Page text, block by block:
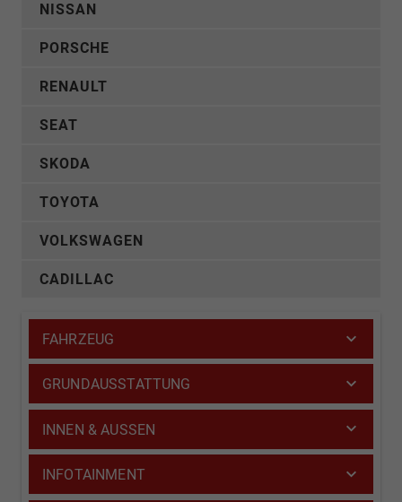
NISSAN
PORSCHE
RENAULT
SEAT
SKODA
TOYOTA
VOLKSWAGEN
CADILLAC
FAHRZEUG
GRUNDAUSSTATTUNG
INNEN & AUSSEN
INFOTAINMENT